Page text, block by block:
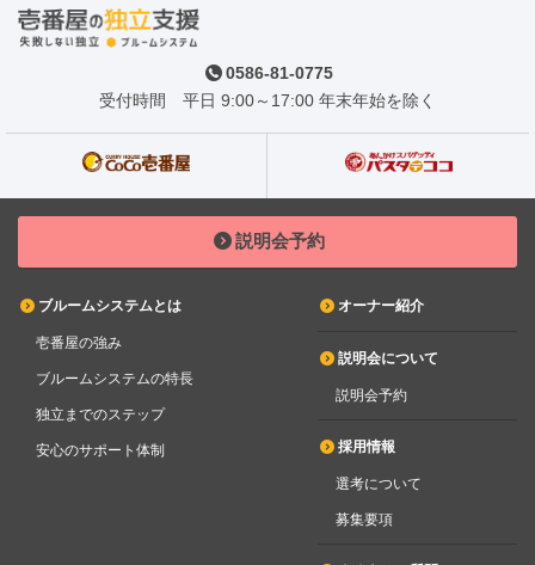
0586-81-0775
受付時間 平日 9:00～17:00 年末年始を除く
説明会予約
ブルームシステムとは
壱番屋の強み
ブルームシステムの特長
独立までのステップ
安心のサポート体制
オーナー紹介
説明会について
説明会予約
採用情報
選考について
募集要項